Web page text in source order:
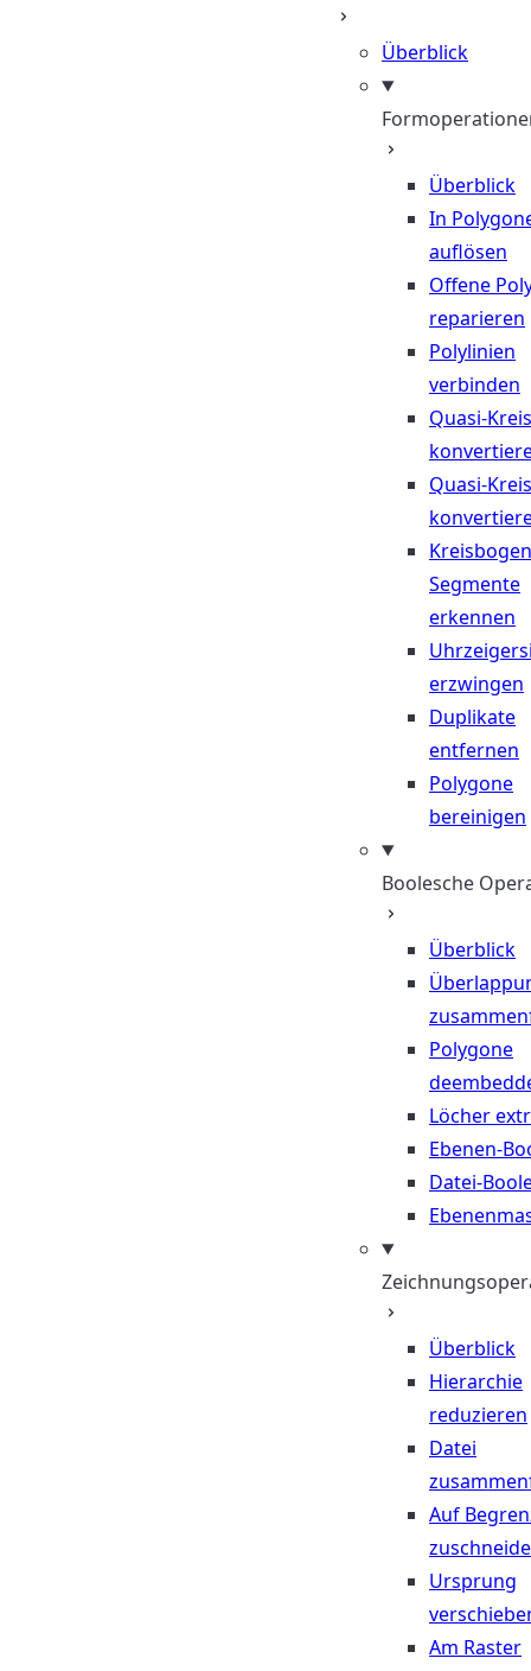
Überblick
Überblick
In
auflösen
Offene
reparieren
Polylinien
verbinden
Quasi-
Quasi-
Segmente
erkennen
erzwingen
Duplikate
entfernen
Polygone
bereinigen
Boolesche
Überblick
Polygone
Löcher
Ebenen-
Datei-
Überblick
Hierarchie
reduzieren
Datei
Auf
Ursprung
Am Raster